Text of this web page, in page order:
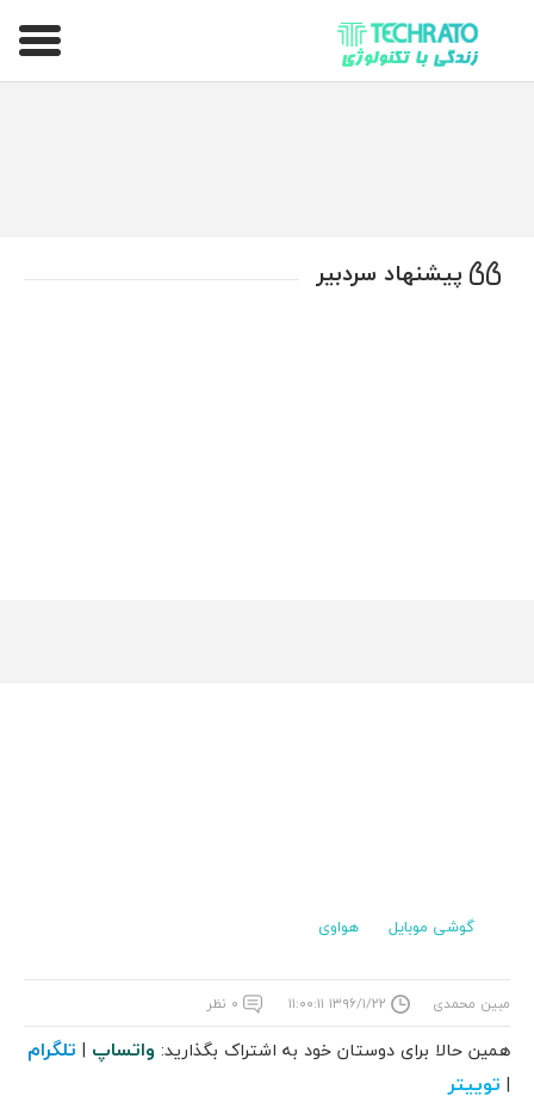
تکراتو – زندگی با تکنولوژی
پیشنهاد سردبیر
گوشی موبایل هواوی
مبین محمدی ۱۳۹۶/۱/۲۲ ۱۱:۰۰:۱۱ ۰ نظر
همین حالا برای دوستان خود به اشتراک بگذارید: واتساپ | تلگرام
| توییتر